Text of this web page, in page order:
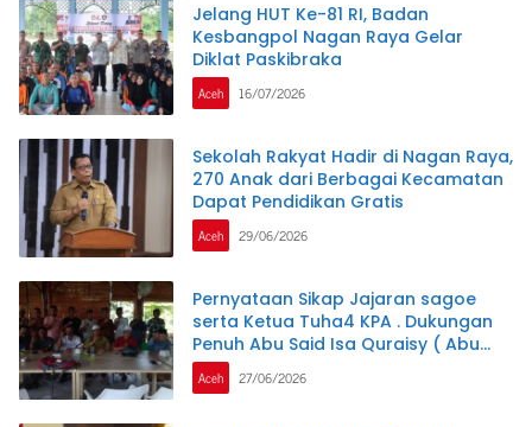
Jelang HUT Ke-81 RI, Badan
Kesbangpol Nagan Raya Gelar
Diklat Paskibraka
Aceh 16/07/2026
Sekolah Rakyat Hadir di Nagan Raya,
270 Anak dari Berbagai Kecamatan
Dapat Pendidikan Gratis
Aceh 29/06/2026
Pernyataan Sikap Jajaran sagoe
serta Ketua Tuha4 KPA . Dukungan
Penuh Abu Said Isa Quraisy ( Abu
Malaka)
Aceh 27/06/2026